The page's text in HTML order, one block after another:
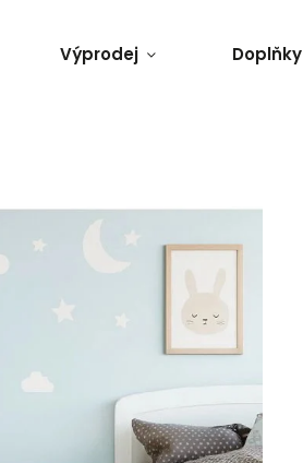
Výprodej Doplňky